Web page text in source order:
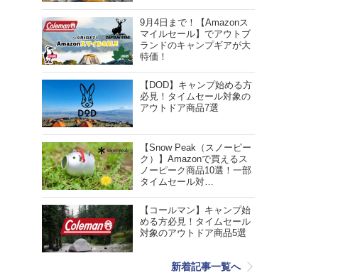
9月4日まで！【Amazonス
マイルセール】でアウトブ
ランドのキャンプギアが大
特価！
【DOD】キャンプ始める方
必見！タイムセール対象の
アウトドア商品7選
【Snow Peak（スノーピー
ク）】Amazonで買えるス
ノーピーク商品10選！一部
タイムセール対…
【コールマン】キャンプ始
める方必見！タイムセール
対象のアウトドア商品5選
新着記事一覧へ